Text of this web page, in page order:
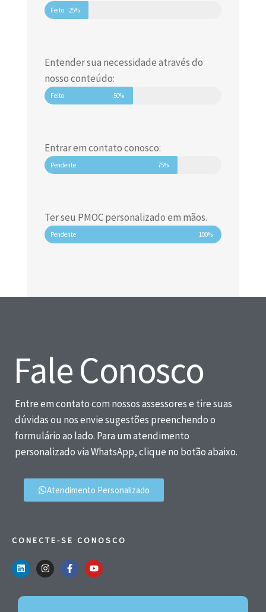
Feito 25%
Entender sua necessidade através do
nosso conteúdo:
Feito 50%
Entrar em contato conosco:
Pendente 75%
Ter seu PMOC personalizado em mãos.
Pendente 100%
Fale Conosco
Entre em contato com nossos assessores e tire suas
dúvidas ou nos envie sugestões preenchendo o
formulário ao lado. Para um atendimento
personalizado via WhatsApp, clique no botão abaixo.
Atendimento Personalizado
CONECTE-SE CONOSCO